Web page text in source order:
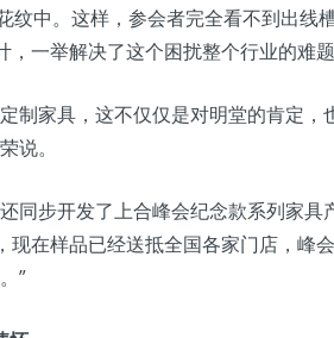
纹中。这样，参会者完全看不到出线
一举解决了这个困扰整个行业的难题
制家具，这不仅仅是对明堂的肯定，
说。
同步开发了上合峰会纪念款系列家具
现在样品已经送抵全国各家门店，峰
”